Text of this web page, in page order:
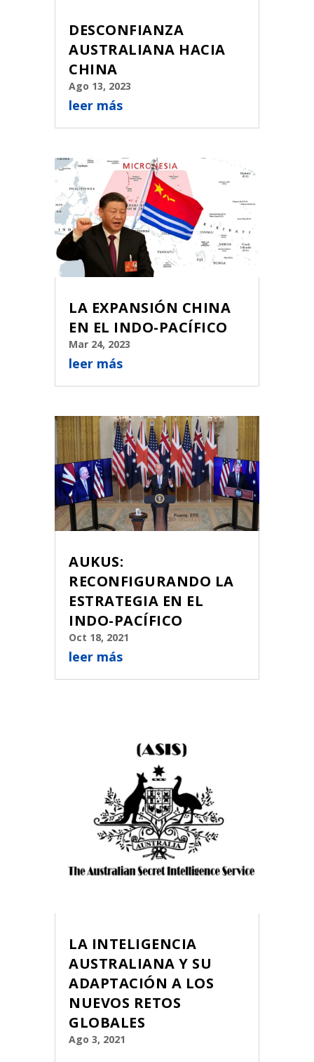
DESCONFIANZA
AUSTRALIANA HACIA
CHINA
Ago 13, 2023
leer más
LA EXPANSIÓN CHINA
EN EL INDO-PACÍFICO
Mar 24, 2023
leer más
AUKUS:
RECONFIGURANDO LA
ESTRATEGIA EN EL
INDO-PACÍFICO
Oct 18, 2021
leer más
LA INTELIGENCIA
AUSTRALIANA Y SU
ADAPTACIÓN A LOS
NUEVOS RETOS
GLOBALES
Ago 3, 2021